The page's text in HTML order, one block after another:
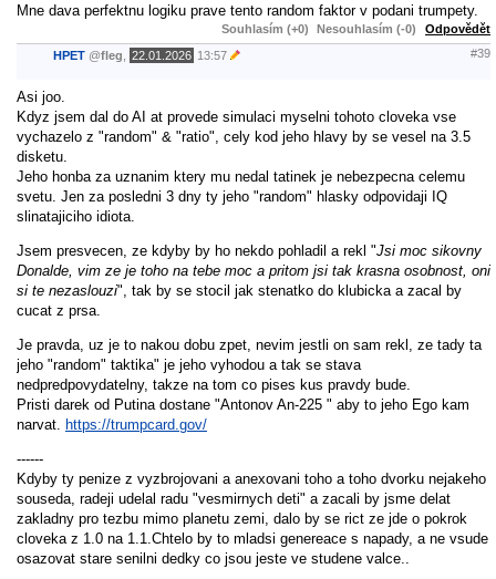
Mne dava perfektnu logiku prave tento random faktor v podani trumpety.
Souhlasím (+0) Nesouhlasím (-0) Odpovědět
HPET @fleg 22.01.2026 13:57 #39
Asi joo.
Kdyz jsem dal do AI at provede simulaci myselni tohoto cloveka vse
vychazelo z "random" & "ratio", cely kod jeho hlavy by se vesel na 3.5
disketu.
Jeho honba za uznanim ktery mu nedal tatinek je nebezpecna celemu
svetu. Jen za posledni 3 dny ty jeho "random" hlasky odpovidaji IQ
slinatajiciho idiota.
Jsem presvecen, ze kdyby by ho nekdo pohladil a rekl "Jsi moc sikovny
Donalde, vim ze je toho na tebe moc a pritom jsi tak krasna osobnost, oni
si te nezaslouzi", tak by se stocil jak stenatko do klubicka a zacal by
cucat z prsa.
Je pravda, uz je to nakou dobu zpet, nevim jestli on sam rekl, ze tady ta
jeho "random" taktika" je jeho vyhodou a tak se stava
nedpredpovydatelny, takze na tom co pises kus pravdy bude.
Pristi darek od Putina dostane "Antonov An‑225 " aby to jeho Ego kam
narvat. https://trumpcard.gov/
------
Kdyby ty penize z vyzbrojovani a anexovani toho a toho dvorku nejakeho
souseda, radeji udelal radu "vesmirnych deti" a zacali by jsme delat
zakladny pro tezbu mimo planetu zemi, dalo by se rict ze jde o pokrok
cloveka z 1.0 na 1.1.Chtelo by to mladsi genereace s napady, a ne vsude
osazovat stare senilni dedky co jsou jeste ve studene valce..